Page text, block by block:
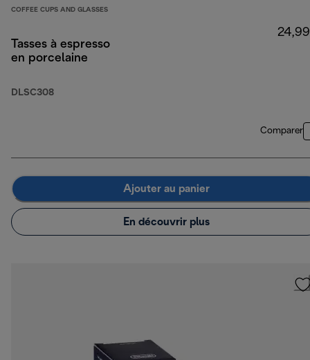
COFFEE CUPS AND GLASSES
Tasses à espresso
en porcelaine
DLSC308
Comparer
Ajouter au panier
En découvrir plus